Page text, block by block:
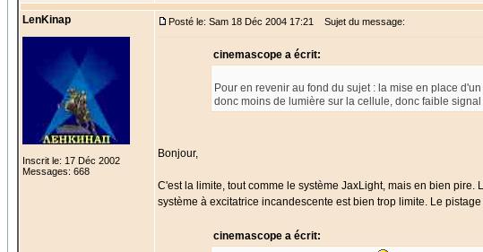
LenKinap
Inscrit le: 17 Déc 2002
Messages: 668
Posté le: Sam 18 Déc 2004 17:21 Sujet du message:
cinemascope a écrit:
Pour en revenir au fond du sujet : la mise en place
donc moins de lumière sur la cellule, donc faible
Bonjour,
C'est la limite, tout comme le système JaxLight, mais en bien
système à excitatrice incandescente est bien trop limite. Le
cinemascope a écrit: